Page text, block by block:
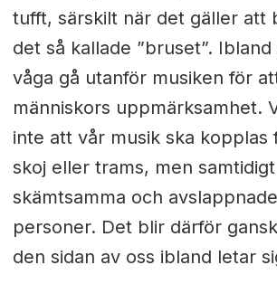
tufft, särskilt när det gäller att
det så kallade ”bruset”.
våga gå utanför musiken för
människors uppmärksamhet.
inte att vår musik ska kopplas
skoj eller trams, men
skämtsamma och
personer. Det blir därför
den sidan av oss ibland letar